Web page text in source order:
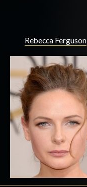
Rebecca Ferguson